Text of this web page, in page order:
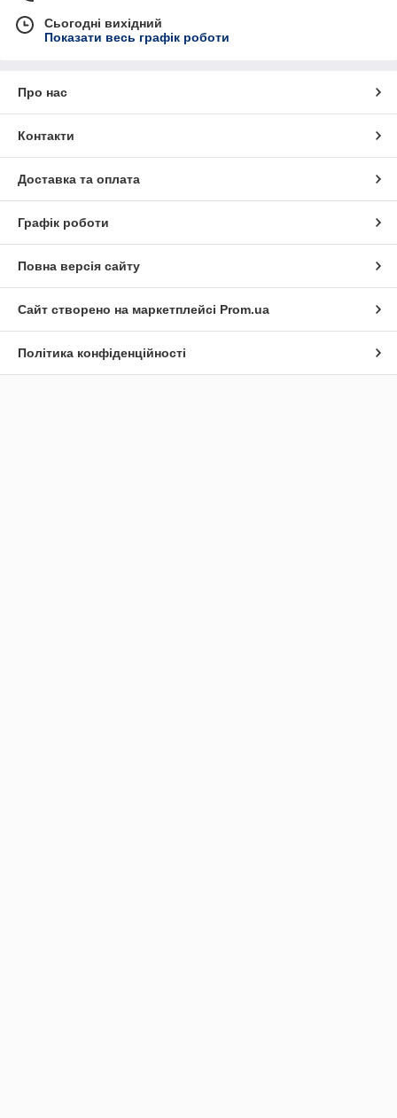
Сьогодні вихідний
Показати весь графік роботи
Про нас
Контакти
Доставка та оплата
Графік роботи
Повна версія сайту
Сайт створено на маркетплейсі Prom.ua
Політика конфіденційності